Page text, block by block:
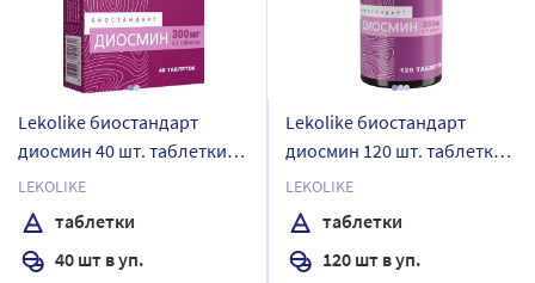
Lekolike биостандарт
диосмин 40 шт. таблетки
массой 550 мг
LEKOLIKE
таблетки
40 шт в уп.
Lekolike биостандарт
диосмин 120 шт. таблетки
массой 550 мг
LEKOLIKE
таблетки
120 шт в уп.